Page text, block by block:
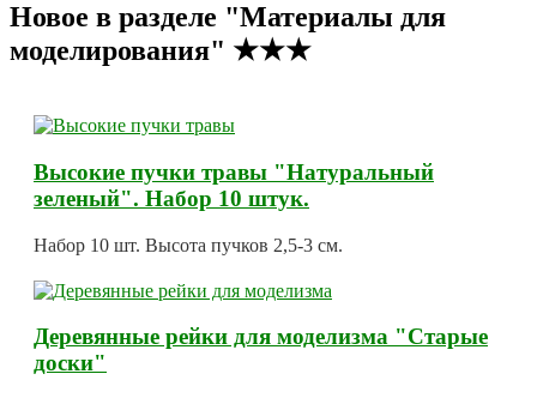
Новое в разделе "Материалы для
моделирования" ★★★
Высокие пучки травы "Натуральный
зеленый". Набор 10 штук.
Набор 10 шт. Высота пучков 2,5-3 см.
Деревянные рейки для моделизма "Старые
доски"